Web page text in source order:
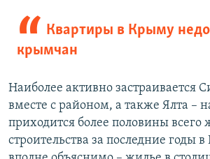
Квартиры в Крыму
крымчан
Наиболее активно застраивается
вместе с районом, а также Ялта –
приходится более половины
строительства за последние годы